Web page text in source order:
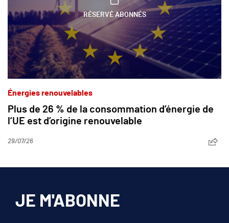
RÉSERVÉ ABONNÉS
Énergies renouvelables
Plus de 26 % de la consommation d’énergie de
l’UE est d’origine renouvelable
29/07/26
JE M'ABONNE